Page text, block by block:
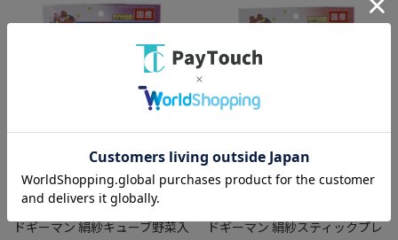
綿半ホームエイド
ドギーマン 絹紗キューブ野菜入
ドギーマン 絹紗スティックプレ